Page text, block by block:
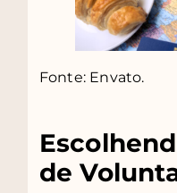
Fonte: Envato.
de